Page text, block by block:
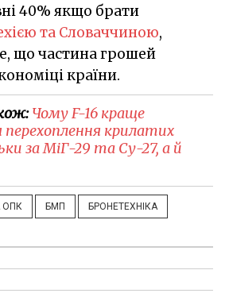
40% якщо брати
та Словаччиною,
що частина грошей
країни.
Чому F-16 краще
перехоплення крилатих
за МіГ-29 та Су-27, а й
ОПК БМП БРОНЕТЕХНІКА